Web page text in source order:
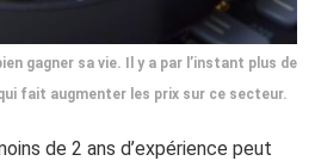
gagner sa vie. Il y a par l’instant plus de
fait augmenter les prix sur ce secteur.
de 2 ans d’expérience peut